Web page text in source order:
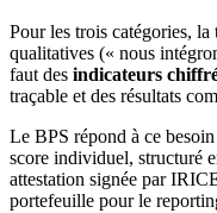
Pour les trois catégories, la
qualitatives (« nous
faut des indicateurs
traçable et des résultats
Le BPS répond à ce
score individuel, structuré
attestation signée par
portefeuille pour le